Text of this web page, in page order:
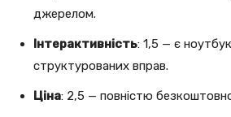
джерелом.
Інтерактивність: 1,5 — є
структурованих вправ.
Ціна: 2,5 — повністю